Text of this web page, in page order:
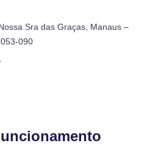
Sra das Graças, Manaus –
090